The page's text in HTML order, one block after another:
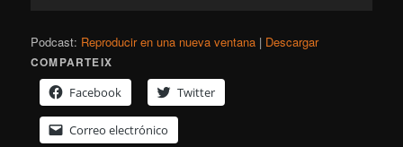
Podcast: Reproducir en una nueva ventana | Descargar
COMPARTEIX
Facebook
Twitter
Correo electrónico